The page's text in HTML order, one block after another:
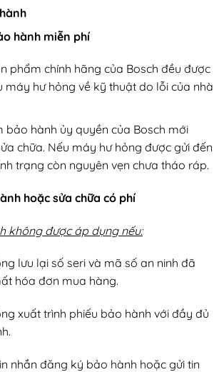
hành miễn phí
phẩm chính hãng của Bosch đều được
máy hư hỏng về kỹ thuật do lỗi của nhà
bảo hành ủy quyền của Bosch mới
chữa. Nếu máy hư hỏng được gửi đến
trạng còn nguyên vẹn chưa tháo ráp.
hoặc sửa chữa có phí
không được áp dụng nếu:
lưu lại số seri và mã số an ninh đã
hóa đơn mua hàng.
xuất trình phiếu bảo hành với đầy đủ
nhắn đăng ký bảo hành hoặc gửi tin